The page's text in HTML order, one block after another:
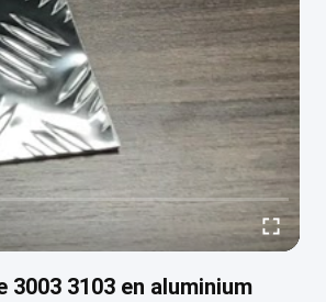
3103 en aluminium